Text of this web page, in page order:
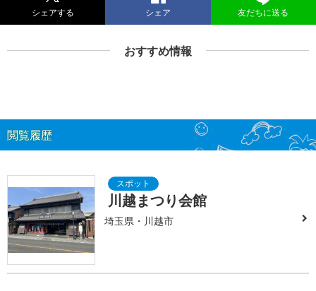
シェアする シェア 友だちに送る
おすすめ情報
閲覧履歴
川越まつり会館
埼玉県・川越市